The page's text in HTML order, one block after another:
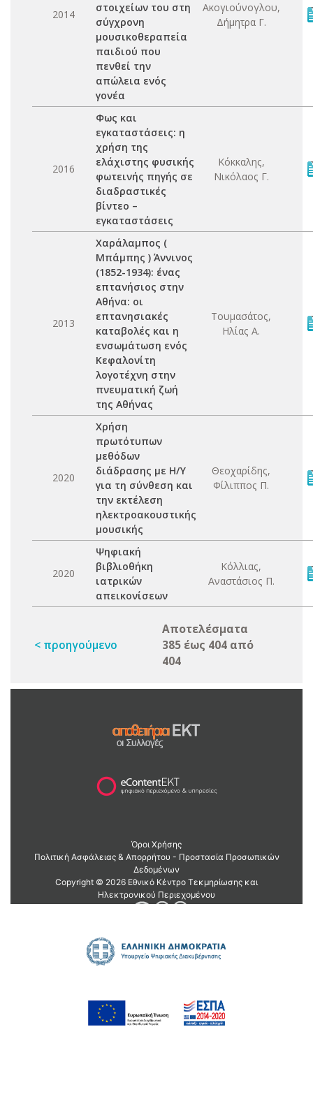
2014
στοιχείων του στη
σύγχρονη
μουσικοθεραπεία
παιδιού που
πενθεί την
απώλεια ενός
γονέα
Ακογιούνογλου,
Δήμητρα Γ.
2016
Φως και
εγκαταστάσεις: η
χρήση της
ελάχιστης φυσικής
φωτεινής πηγής σε
διαδραστικές
βίντεο –
εγκαταστάσεις
Κόκκαλης,
Νικόλαος Γ.
2013
Χαράλαμπος (
Μπάμπης ) Άννινος
(1852-1934): ένας
επτανήσιος στην
Αθήνα: οι
επτανησιακές
καταβολές και η
ενσωμάτωση ενός
Κεφαλονίτη
λογοτέχνη στην
πνευματική ζωή
της Αθήνας
Τουμασάτος,
Ηλίας Α.
2020
Χρήση
πρωτότυπων
μεθόδων
διάδρασης με Η/Υ
για τη σύνθεση και
την εκτέλεση
ηλεκτροακουστικής
μουσικής
Θεοχαρίδης,
Φίλιππος Π.
2020
Ψηφιακή
βιβλιοθήκη
ιατρικών
απεικονίσεων
Κόλλιας,
Αναστάσιος Π.
< προηγούμενο
Αποτελέσματα
385 έως 404 από
404